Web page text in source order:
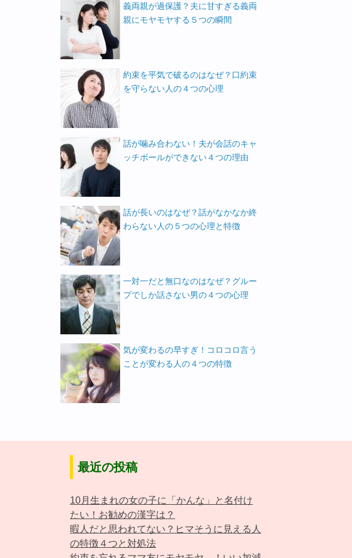
義両親が過保護？夫に甘すぎる義両
親にモヤモヤする５つの瞬間
約束を平気で破るのはなぜ？口約束
を守らない人の４つの心理
話が噛み合わない！夫が会話のキャ
ッチボールができない４つの理由
話が長いのはなぜ？話がなかなか終
わらない人の５つの心理と特徴
一対一だと無口なのはなぜ？グルー
プでしか話さない男の４つの心理
気が変わるの早すぎ！コロコロ言う
ことが変わる人の４つの特徴
最近の投稿
10月生まれの女の子に「かんな」と名付け
たい！お勧めの漢字は？
暇人だと思われてない？ヒマそうに見える人
の特徴４つと対処法